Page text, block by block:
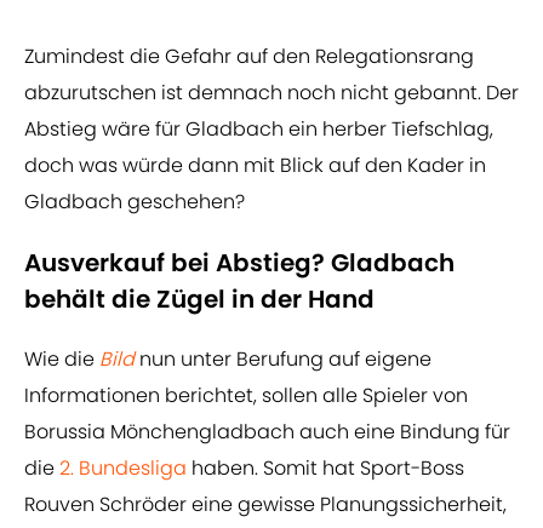
Zumindest die Gefahr auf den Relegationsrang
abzurutschen ist demnach noch nicht gebannt. Der
Abstieg wäre für Gladbach ein herber Tiefschlag,
doch was würde dann mit Blick auf den Kader in
Gladbach geschehen?
Ausverkauf bei Abstieg? Gladbach
behält die Zügel in der Hand
Wie die Bildnun unter Berufung auf eigene
Informationen berichtet, sollen alle Spieler von
Borussia Mönchengladbach auch eine Bindung für
die2. Bundesliga haben. Somit hat Sport-Boss
Rouven Schröder eine gewisse Planungssicherheit,